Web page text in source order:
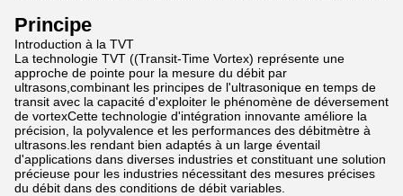
Principe
Introduction à la TVT
La technologie TVT ((Transit-Time Vortex) représente une
approche de pointe pour la mesure du débit par
ultrasons,combinant les principes de l'ultrasonique en temps de
transit avec la capacité d'exploiter le phénomène de déversement
de vortexCette technologie d'intégration innovante améliore la
précision, la polyvalence et les performances des débitmètre à
ultrasons.les rendant bien adaptés à un large éventail
d'applications dans diverses industries et constituant une solution
précieuse pour les industries nécessitant des mesures précises
du débit dans des conditions de débit variables.